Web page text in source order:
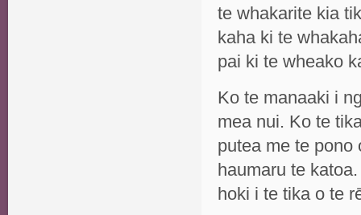
te whakarite kia
kaha ki te
pai ki te wheako
Ko te manaaki i
mea nui. Ko te
putea me te pono
haumaru te
hoki i te tika o te